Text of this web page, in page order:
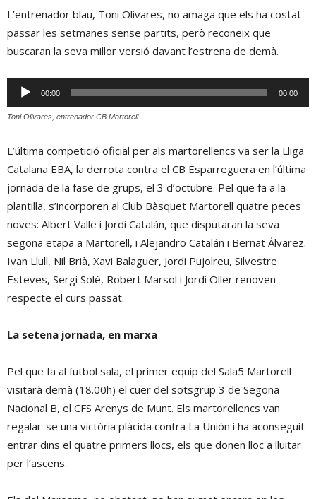
L’entrenador blau, Toni Olivares, no amaga que els ha costat
passar les setmanes sense partits, però reconeix que
buscaran la seva millor versió davant l’estrena de demà.
Reproductor
d'àudio
00:00 00:00
Toni Olivares, entrenador CB Martorell
L’última competició oficial per als martorellencs va ser la Lliga
Catalana EBA, la derrota contra el CB Esparreguera en l’última
jornada de la fase de grups, el 3 d’octubre. Pel que fa a la
plantilla, s’incorporen al Club Bàsquet Martorell quatre peces
noves: Albert Valle i Jordi Catalán, que disputaran la seva
segona etapa a Martorell, i Alejandro Catalán i Bernat Álvarez.
Ivan Llull, Nil Brià, Xavi Balaguer, Jordi Pujolreu, Silvestre
Esteves, Sergi Solé, Robert Marsol i Jordi Oller renoven
respecte el curs passat.
La setena jornada, en marxa
Pel que fa al futbol sala, el primer equip del Sala5 Martorell
visitarà demà (18.00h) el cuer del sotsgrup 3 de Segona
Nacional B, el CFS Arenys de Munt. Els martorellencs van
regalar-se una victòria plàcida contra La Unión i ha aconseguit
entrar dins el quatre primers llocs, els que donen lloc a lluitar
per l’ascens.